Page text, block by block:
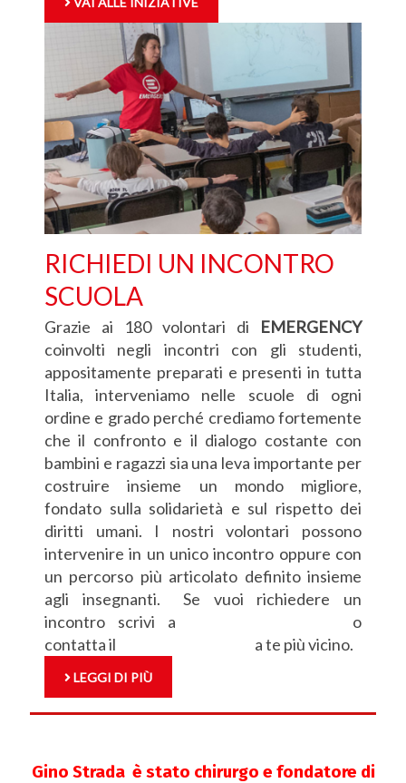
RICHIEDI UN INCONTRO
SCUOLA
Grazie ai 180 volontari di EMERGENCY
coinvolti negli incontri con gli studenti,
appositamente preparati e presenti in tutta
Italia, interveniamo nelle scuole di ogni
ordine e grado perché crediamo fortemente
che il confronto e il dialogo costante con
bambini e ragazzi sia una leva importante per
costruire insieme un mondo migliore,
fondato sulla solidarietà e sul rispetto dei
diritti umani. I nostri volontari possono
intervenire in un unico incontro oppure con
un percorso più articolato definito insieme
agli insegnanti. Se vuoi richiedere un
incontro scrivi a
o
contatta il
a te più vicino.
LEGGI DI PIÙ
Gino Strada è stato chirurgo e fondatore di